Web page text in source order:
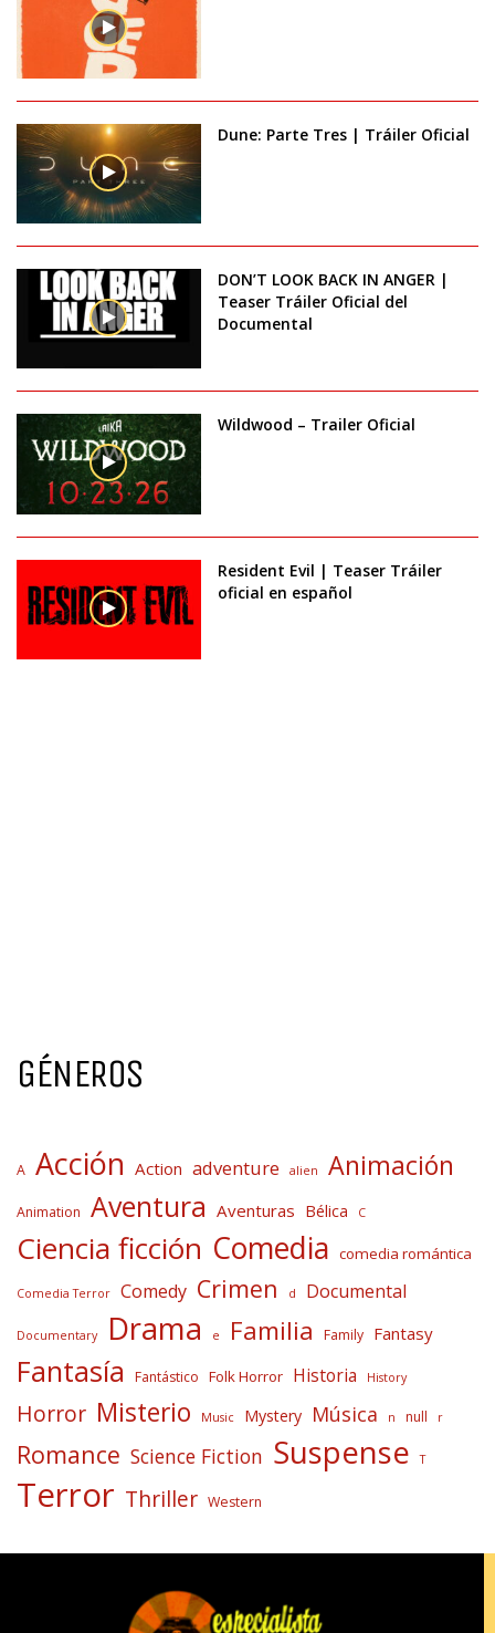
Dune: Parte Tres | Tráiler Oficial
DON’T LOOK BACK IN ANGER |
Teaser Tráiler Oficial del
Documental
Wildwood – Trailer Oficial
Resident Evil | Teaser Tráiler
oficial en español
GÉNEROS
A Acción Action adventure alien Animación
Animation Aventura Aventuras Bélica C
Ciencia ficción Comedia comedia romántica
Comedia Terror Comedy Crimen d Documental
Documentary Drama e Familia Family Fantasy
Fantasía Fantástico Folk Horror Historia History
Horror Misterio Music Mystery Música n null r
Romance Science Fiction Suspense T
Terror Thriller Western